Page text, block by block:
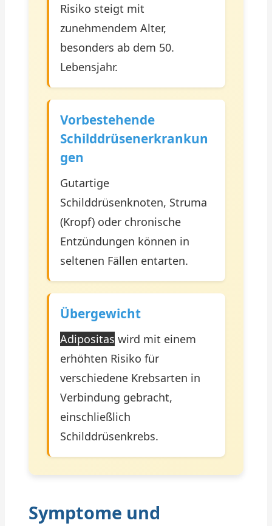
Risiko steigt mit
zunehmendem Alter,
besonders ab dem 50.
Lebensjahr.
Vorbestehende
Schilddrüsenerkrankun
Gen
Gutartige
Schilddrüsenknoten, Struma
(Kropf) oder chronische
Entzündungen können in
seltenen Fällen entarten.
Übergewicht
Adipositas wird mit einem
erhöhten Risiko für
verschiedene Krebsarten in
Verbindung gebracht,
einschließlich
Schilddrüsenkrebs.
Symptome und